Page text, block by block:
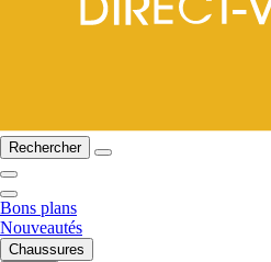
Rechercher
Bons plans
Nouveautés
Chaussures